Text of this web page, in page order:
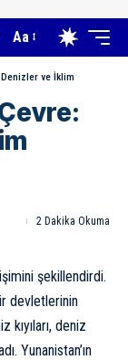
Aa
Denizler ve İklim
2 Dakika Okuma
şekillendirdi.
devletlerinin
kıyıları, deniz
Yunanistan’ın